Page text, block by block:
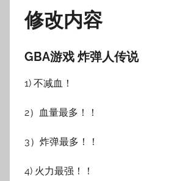
修改内容
GBA游戏 炸弹人传说
1) 不减血！
2）血量最多！！
3）炸弹最多！！
4) 火力最强！！